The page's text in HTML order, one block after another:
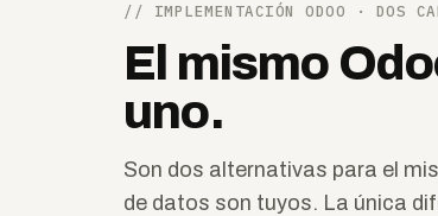
// IMPLEMENTACIÓN ODOO · DOS
El mismo
uno.
Son dos alternativas para el
de datos son tuyos. La única